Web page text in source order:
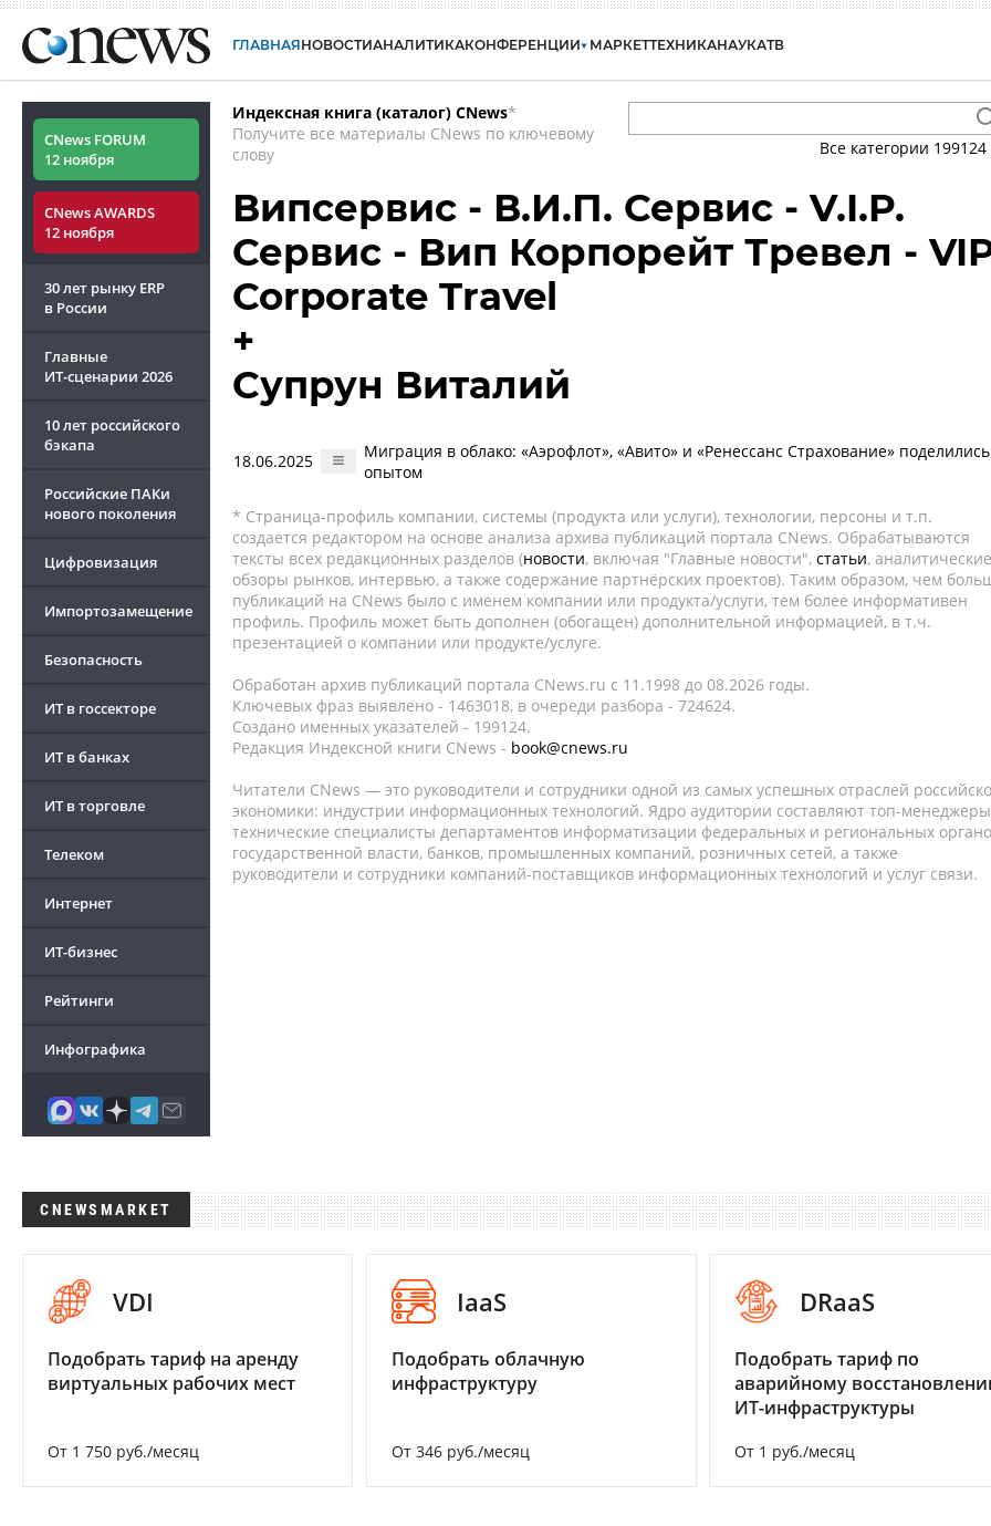
ГЛАВНАЯНОВОСТИАНАЛИТИКАКОНФЕРЕНЦИИ МАРКЕТТЕХНИКАНАУКАТВ
CNews FORUM
12 ноября
CNews AWARDS
12 ноября
30 лет рынку ERP
в России
Главные
ИТ-сценарии 2026
10 лет российского
бэкапа
Российские ПАКи
нового поколения
Цифровизация
Импортозамещение
Безопасность
ИТ в госсекторе
ИТ в банках
ИТ в торговле
Телеком
Интернет
ИТ-бизнес
Рейтинги
Инфографика
Индексная книга (каталог) CNews*
Получите все материалы CNews по ключевому
слову
Все категории 199124
Випсервис - В.И.П. Сервис - V.I.P.
Сервис - Вип Корпорейт Тревел -
Corporate Travel
+
Супрун Виталий
18.06.2025
Миграция в облако: «Аэрофлот», «Авито» и «Ренессанс Страхование» поделились
опытом
* Страница-профиль компании, системы (продукта или услуги), технологии, персоны и т.п.
создается редактором на основе анализа архива публикаций портала CNews. Обрабатываются
тексты всех редакционных разделов (новости, включая "Главные новости", статьи, аналитические
обзоры рынков, интервью, а также содержание партнёрских проектов). Таким образом, чем
публикаций на CNews было с именем компании или продукта/услуги, тем более информативен
профиль. Профиль может быть дополнен (обогащен) дополнительной информацией, в т.ч.
презентацией о компании или продукте/услуге.
Обработан архив публикаций портала CNews.ru c 11.1998 до 08.2026 годы.
Ключевых фраз выявлено - 1463018, в очереди разбора - 724624.
Создано именных указателей - 199124.
Редакция Индексной книги CNews - book@cnews.ru
Читатели CNews — это руководители и сотрудники одной из самых успешных отраслей
экономики: индустрии информационных технологий. Ядро аудитории составляют топ-
технические специалисты департаментов информатизации федеральных и региональных
государственной власти, банков, промышленных компаний, розничных сетей, а также
руководители и сотрудники компаний-поставщиков информационных технологий и услуг связи.
CNEWSMARKET
VDI
Подобрать тариф на аренду
виртуальных рабочих мест
От 1 750 руб./месяц
IaaS
Подобрать облачную
инфраструктуру
От 346 руб./месяц
DRaaS
Подобрать тариф по
аварийному
ИТ-инфраструктуры
От 1 руб./месяц